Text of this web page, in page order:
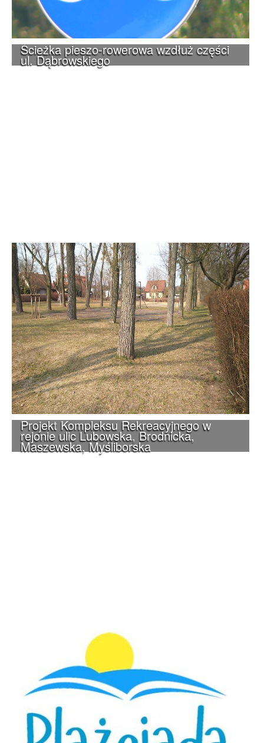
Ścieżka pieszo-rowerowa wzdłuż części
ul. Dąbrowskiego
Projekt Kompleksu Rekreacyjnego w
rejonie ulic Lubowska, Brodnicka,
Maszewska, Myśliborska